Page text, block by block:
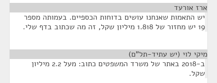
ארז אורעד
יש התאמות שאנחנו עושים בדוחות הכספיים. בעמותה מספר
19 יש מחזור של 1.818 מיליון שקל, זה מה שכתוב בדף שלי.
מיקי לוי (יש עתיד-תל"ם)
ב-2018 באתר של משרד המשפטים כתוב: מעל 2.2 מיליון
שקל.